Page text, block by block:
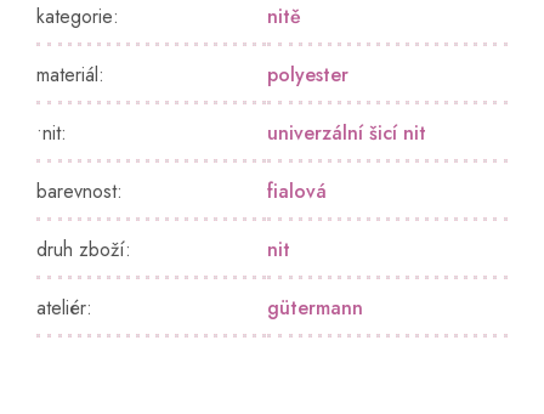
kategorie: nitě
materiál: polyester
•nit: univerzální šicí nit
barevnost: fialová
druh zboží: nit
ateliér: gütermann